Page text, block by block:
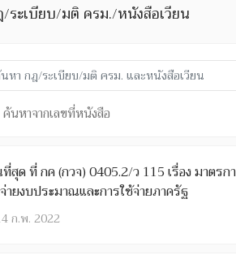
ระเบียบ/มติ ครม./หนังสือเวียน
ค้นหาจากเลขที่หนังสือ
สุด ที่ กค (กวจ) 0405.2/ว 115 เรื่อง มาตรก
ายงบประมาณและการใช้จ่ายภาครัฐ
ก.พ. 2022